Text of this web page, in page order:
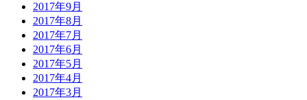
2017年9月
2017年8月
2017年7月
2017年6月
2017年5月
2017年4月
2017年3月